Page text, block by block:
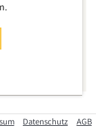
auch immer
Datenschutz AGB